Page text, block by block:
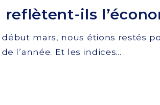
ils
mars, nous étions restés
l’année. Et les indices…